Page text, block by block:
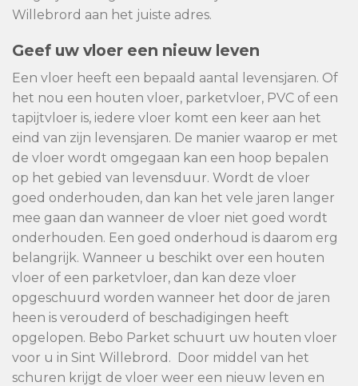
Willebrord aan het juiste adres.
Geef uw vloer een nieuw leven
Een vloer heeft een bepaald aantal levensjaren. Of
het nou een houten vloer, parketvloer, PVC of een
tapijtvloer is, iedere vloer komt een keer aan het
eind van zijn levensjaren. De manier waarop er met
de vloer wordt omgegaan kan een hoop bepalen
op het gebied van levensduur. Wordt de vloer
goed onderhouden, dan kan het vele jaren langer
mee gaan dan wanneer de vloer niet goed wordt
onderhouden. Een goed onderhoud is daarom erg
belangrijk. Wanneer u beschikt over een houten
vloer of een parketvloer, dan kan deze vloer
opgeschuurd worden wanneer het door de jaren
heen is verouderd of beschadigingen heeft
opgelopen. Bebo Parket schuurt uw houten vloer
voor u in Sint Willebrord. Door middel van het
schuren krijgt de vloer weer een nieuw leven en